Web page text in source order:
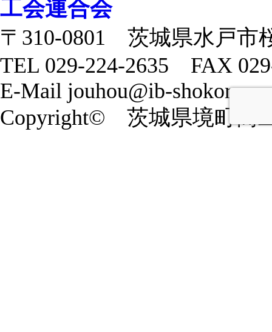
〒310-0801 茨城県水戸市
TEL 029-224-2635 FAX
E-Mail jouhou@ib-
Copyright© 茨城県境町商